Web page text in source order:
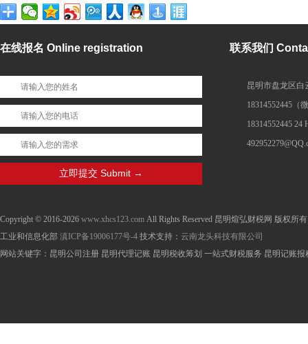
在线报名 Online registration 联系我们
昆明市盘龙区白
18314552445（
18314552445 24
Copyright © 2016-2026 www.xhcs123.com All Rights Reserved 昆明煊弘财税网 版权所有
工业和信息化部 滇ICP备19006177号-4 技术支持： 云南龙头科技有限公司
网站关键字：昆明公司注册 昆明代理记账 昆明税收筹划 一站式财税服务 昆明记账